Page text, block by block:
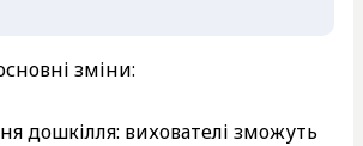
зміни:
дошкілля: вихователі зможуть